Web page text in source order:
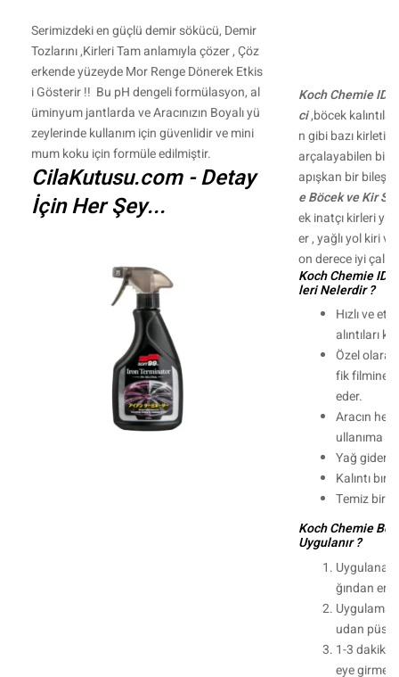
Serimizdeki en güçlü demir sökücü, Demir
Tozlarını ,Kirleri Tam anlamıyla çözer , Çöz
erkende yüzeyde Mor Renge Dönerek Etkis
i Gösterir !! Bu pH dengeli formülasyon, al
üminyum jantlarda ve Aracınızın Boyalı yü
zeylerinde kullanım için güvenlidir ve mini
mum koku için formüle edilmiştir.
CilaKutusu.com - Detay
İçin Her Şey...
Koch Chemie
ci,böcek
n gibi bazı
arçalayabilen bir
apışkan bir
e Böcek ve Kir
ek inatçı kirleri
er , yağlı yol kiri
on derece iyi
Koch Chemie
leri Nelerdir ?
Hızlı ve
alıntıları
Özel
fik filmine
eder.
Aracın
ullanıma
Yağ
Kalıntı
Temiz bir
Koch Chemie
Uygulanır ?
ğından
Uygulama
udan
1-3 dakika
eye